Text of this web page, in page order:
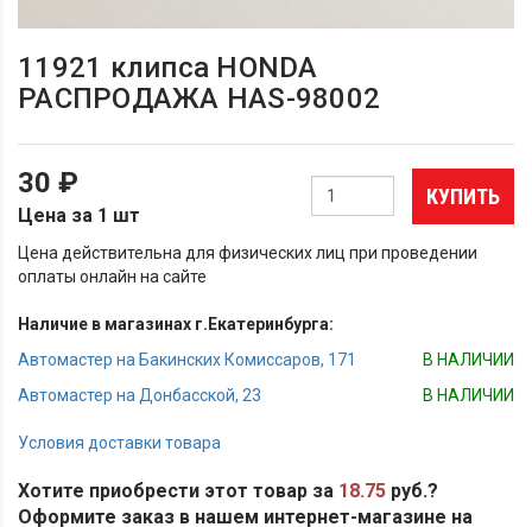
11921 клипса HONDA
РАСПРОДАЖА HAS-98002
30 ₽
Цена за 1 шт
КУПИТЬ
Цена действительна для физических лиц при проведении
оплаты онлайн на сайте
Наличие в магазинах г.Екатеринбурга:
Автомастер на Бакинских Комиссаров, 171
В НАЛИЧИИ
Автомастер на Донбасской, 23
В НАЛИЧИИ
Условия доставки товара
Хотите приобрести этот товар за 18.75 руб.?
Оформите заказ в нашем интернет-магазине на